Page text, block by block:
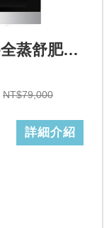
Amica-X-type全蒸舒肥蒸烤箱XTVS-1800IX TW
NT$79,000
詳細介紹